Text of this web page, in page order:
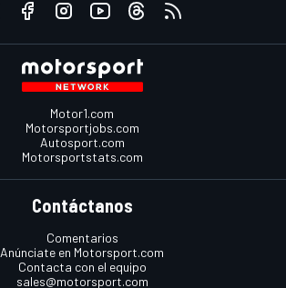
Motor1.com
Motorsportjobs.com
Autosport.com
Motorsportstats.com
Contáctanos
Comentarios
Anúnciate en Motorsport.com
Contacta con el equipo
sales@motorsport.com